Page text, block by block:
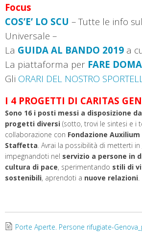
Focus
COS’E’ LO SCU – Tutte le info
Universale –
La GUIDA AL BANDO 2019 a
La piattaforma per FARE
Gli ORARI DEL NOSTRO
I 4 PROGETTI DI CARITAS
Sono 16 i posti messi a disposizione
progetti diversi (sotto, trovi le sintesi e i
collaborazione con Fondazione Auxilium
Staffetta. Avrai la possibilità di metterti
impegnandoti nel servizio a persone in
cultura di pace, sperimentando stili di
sostenibili, aprendoti a nuove relazioni.
Porte Aperte. Persone rifugiate-